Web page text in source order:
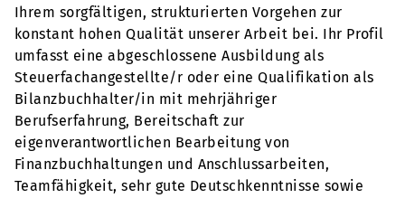
Ihrem sorgfältigen, strukturierten Vorgehen zur
konstant hohen Qualität unserer Arbeit bei. Ihr Profil
umfasst eine abgeschlossene Ausbildung als
Steuerfachangestellte/r oder eine Qualifikation als
Bilanzbuchhalter/in mit mehrjähriger
Berufserfahrung, Bereitschaft zur
eigenverantwortlichen Bearbeitung von
Finanzbuchhaltungen und Anschlussarbeiten,
Teamfähigkeit, sehr gute Deutschkenntnisse sowie